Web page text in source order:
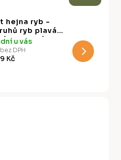
M
hejna ryb -
ryb plavání
pozadí ve
u vás
DPH
Kč